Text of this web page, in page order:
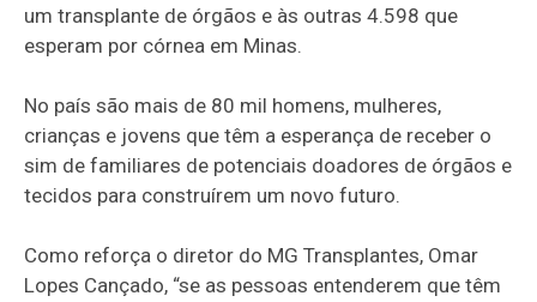
um transplante de órgãos e às outras 4.598 que
esperam por córnea em Minas.
No país são mais de 80 mil homens, mulheres,
crianças e jovens que têm a esperança de receber o
sim de familiares de potenciais doadores de órgãos e
tecidos para construírem um novo futuro.
Como reforça o diretor do MG Transplantes, Omar
Lopes Cançado, “se as pessoas entenderem que têm